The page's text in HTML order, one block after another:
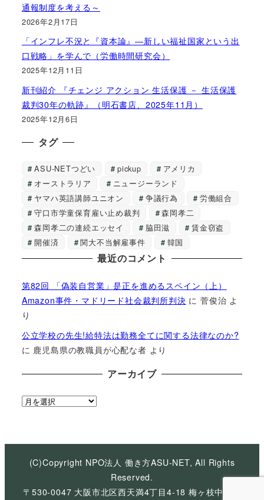
通報制度を考える～
2026年2月17日
「インフレ不況と『資本論』―新しい福祉国家という出
口戦略」を学んで（労働時間研究会）
2025年12月11日
新刊紹介 『チェンジ アクション 生活保護 － 生活保護
裁判30年の軌跡』（明石書店、2025年11月）
2025年12月6日
タグ
ASU-NETつどい pickup
アメリカ
オーストラリア
ニュージーランド
ヤマハ英語講師ユニオン
争議行為
労働組合
守口市学童保育雇い止め裁判
森岡孝二
森岡孝二の連続エッセイ
脇田滋
賃金窃盗
開催済
関大不当解雇事件 韓国
最近のコメント
第82回 「偽装自営業」是正を進めるスペイン（上）
Amazon事件・マドリード社会裁判所判決 に菅俊治 よ
り
公立学校の先生!給特法は勤務全てに関する法律なのか?
に 鹿児島県の教職員が心配な者 より
アーカイブ
ア
イ
(C)Copyright NPO法人 働き方ASU-NET, All Rights
Reserved.
〒530-0047 大阪市北区西天満4丁目4-18 梅ヶ枝中央ビ